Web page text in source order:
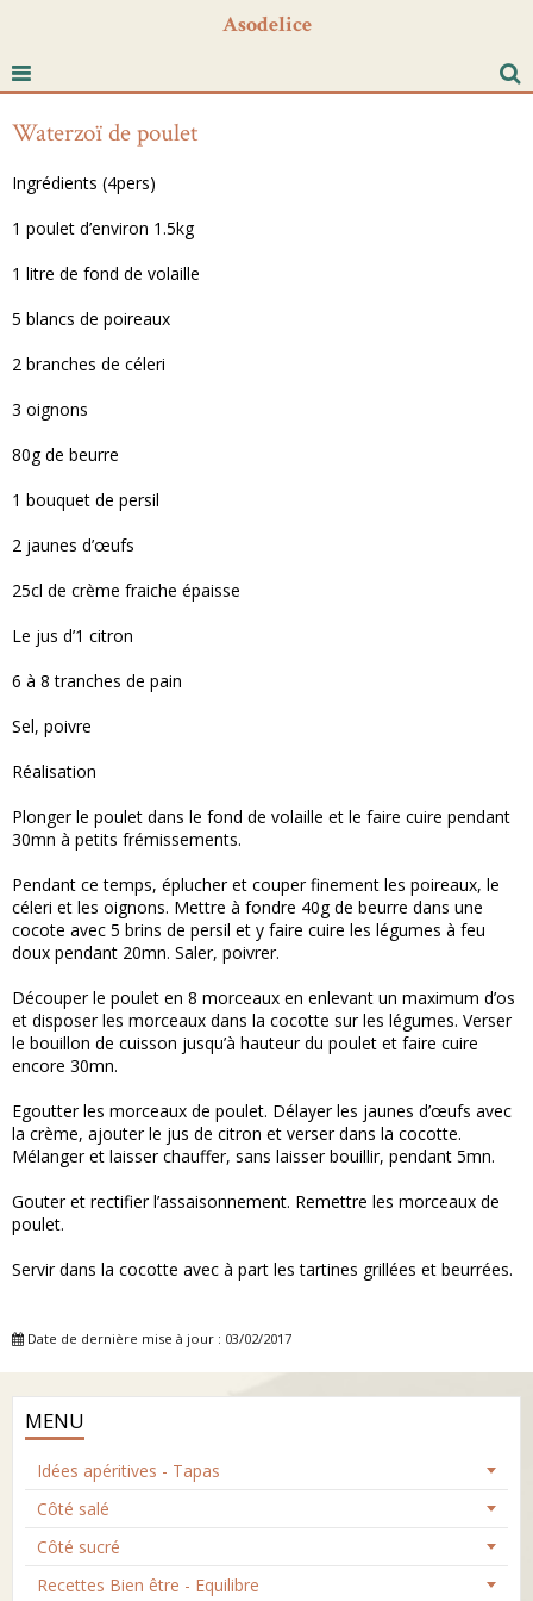
Asodelice
Waterzoï de poulet
Ingrédients (4pers)
1 poulet d’environ 1.5kg
1 litre de fond de volaille
5 blancs de poireaux
2 branches de céleri
3 oignons
80g de beurre
1 bouquet de persil
2 jaunes d’œufs
25cl de crème fraiche épaisse
Le jus d’1 citron
6 à 8 tranches de pain
Sel, poivre
Réalisation
Plonger le poulet dans le fond de volaille et le faire cuire pendant
30mn à petits frémissements.
Pendant ce temps, éplucher et couper finement les poireaux, le
céleri et les oignons. Mettre à fondre 40g de beurre dans une
cocote avec 5 brins de persil et y faire cuire les légumes à feu
doux pendant 20mn. Saler, poivrer.
Découper le poulet en 8 morceaux en enlevant un maximum d’os
et disposer les morceaux dans la cocotte sur les légumes. Verser
le bouillon de cuisson jusqu’à hauteur du poulet et faire cuire
encore 30mn.
Egoutter les morceaux de poulet. Délayer les jaunes d’œufs avec
la crème, ajouter le jus de citron et verser dans la cocotte.
Mélanger et laisser chauffer, sans laisser bouillir, pendant 5mn.
Gouter et rectifier l’assaisonnement. Remettre les morceaux de
poulet.
Servir dans la cocotte avec à part les tartines grillées et beurrées.
Date de dernière mise à jour : 03/02/2017
MENU
Idées apéritives - Tapas
Côté salé
Côté sucré
Recettes Bien être - Equilibre